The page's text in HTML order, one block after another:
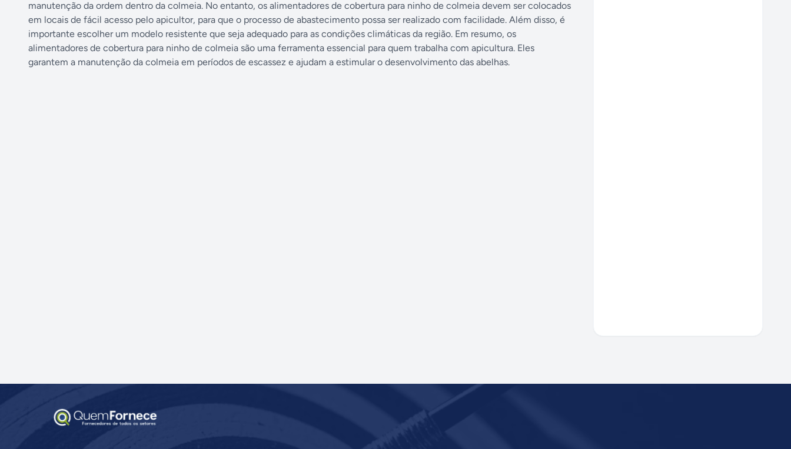
manutenção da ordem dentro da colmeia. No entanto, os alimentadores de cobertura para ninho de colmeia devem ser colocados
em locais de fácil acesso pelo apicultor, para que o processo de abastecimento possa ser realizado com facilidade. Além disso, é
importante escolher um modelo resistente que seja adequado para as condições climáticas da região. Em resumo, os
alimentadores de cobertura para ninho de colmeia são uma ferramenta essencial para quem trabalha com apicultura. Eles
garantem a manutenção da colmeia em períodos de escassez e ajudam a estimular o desenvolvimento das abelhas.